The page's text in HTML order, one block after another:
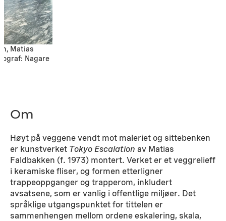
Matias
Nagare
Om
Høyt på veggene vendt mot maleriet og sittebenken
er kunstverket Tokyo Escalation av Matias
Faldbakken (f. 1973) montert. Verket er et veggrelieff
i keramiske fliser, og formen etterligner
trappeoppganger og trapperom, inkludert
avsatsene, som er vanlig i offentlige miljøer. Det
språklige utgangspunktet for tittelen er
sammenhengen mellom ordene eskalering, skala,